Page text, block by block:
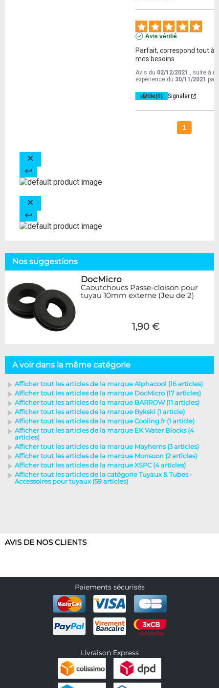
Avis vérifié
Parfait, correspond tout à
mes besoins.
Avis du 02/12/2021 , suite à
expérience du 30/11/2021 par
Utile(0) Signaler
1
Nos suggestions
DocMicro
Caoutchoucs Passe-cloison pour
tuyau 10mm externe (Jeu de 2)
1,90 €
A voir dans la même catégorie
Afficher tout les articles de la marque Alphacool (16 articles)
Afficher tout les articles de la marque DocMicro (17 articles)
Afficher tout les articles de la marque BARROW (11 articles)
Afficher tout les articles de la marque Bykski (1 article)
Afficher tout les articles de la marque Cooling.fr (1 article)
Afficher tout les articles de la marque EK Water Blocks (4
articles)
Afficher tout les articles de la marque Mayhems (3 articles)
Afficher tout les articles de la marque Monsoon (2 articles)
Afficher tout les articles de la marque XSPC (4 articles)
Afficher tout les articles de la catégorie Tuyaux & Tubes -
Accessoires pour tuyaux (59 articles)
AVIS DE NOS CLIENTS
Paiements sécurisés
Livraison Express